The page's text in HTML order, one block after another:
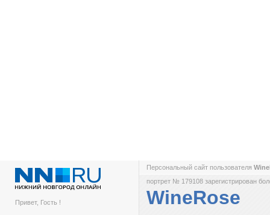
Привет, Гость !
Персональный сайт пользователя
портрет № 179108 зарегистрирован
WineRose